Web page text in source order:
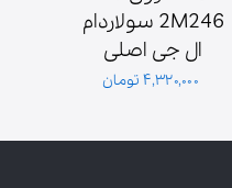
۴,۳۲۰,۰۰۰ تومان